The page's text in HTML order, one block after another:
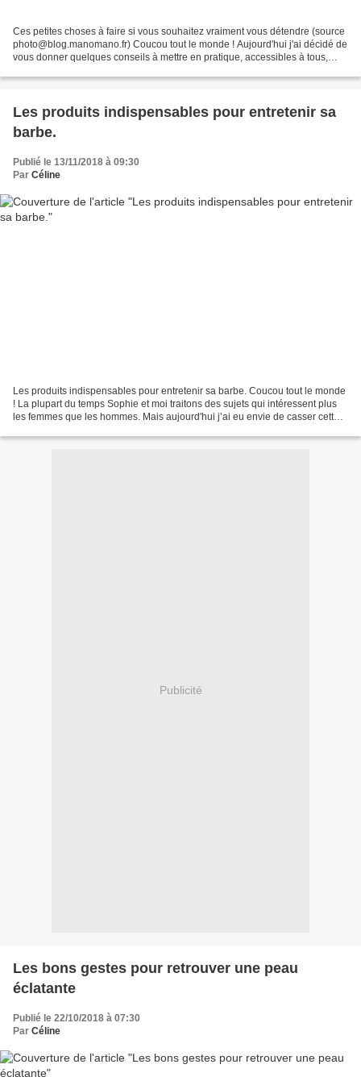
Ces petites choses à faire si vous souhaitez vraiment vous détendre (source
photo@blog.manomano.fr) Coucou tout le monde ! Aujourd'hui j'ai décidé de
vous donner quelques conseils à mettre en pratique, accessibles à tous,
Les produits indispensables pour entretenir sa
barbe.
Publié le 13/11/2018 à 09:30
Par Céline
Les produits indispensables pour entretenir sa barbe. Coucou tout le monde
! La plupart du temps Sophie et moi traitons des sujets qui intéressent plus
les femmes que les hommes. Mais aujourd'hui j’ai eu envie de casser cette
Publicité
Les bons gestes pour retrouver une peau
éclatante
Publié le 22/10/2018 à 07:30
Par Céline